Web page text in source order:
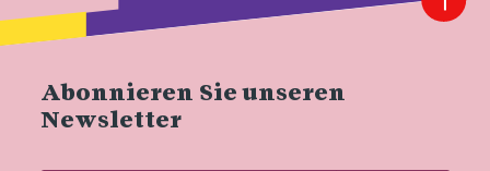
Abonnieren Sie unseren
Newsletter